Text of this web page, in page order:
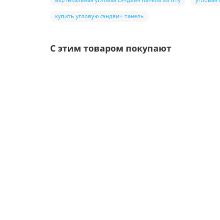
купить угловую сэндвич панель
С этим товаром покупают